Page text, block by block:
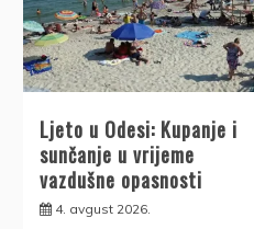
Ljeto u Odesi: Kupanje i
sunčanje u vrijeme
vazdušne opasnosti
4. avgust 2026.